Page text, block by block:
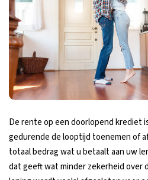
De rente op een doorlopend krediet
gedurende de looptijd toenemen of
totaal bedrag wat u betaalt aan uw
dat geeft wat minder zekerheid over